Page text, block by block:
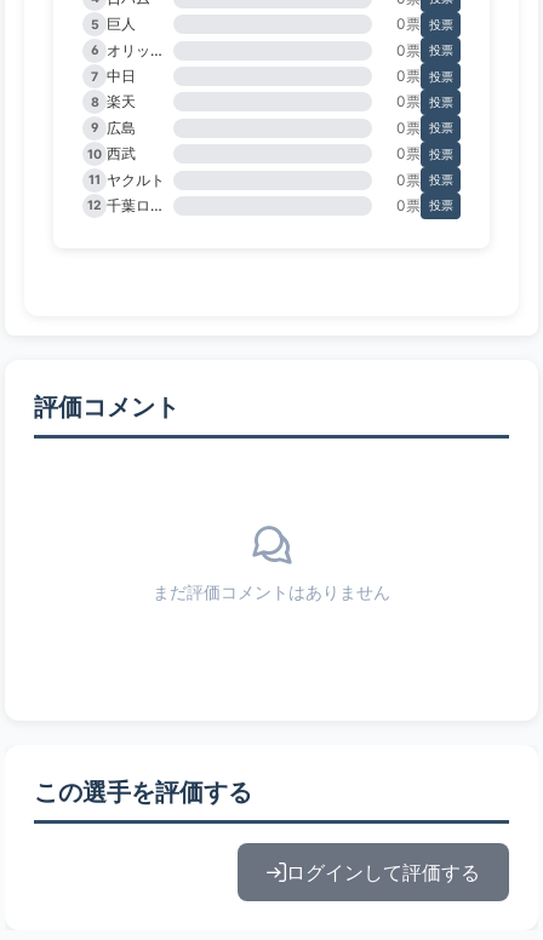
5
巨人 0票 投票
6
オリックス 0票 投票
7 中日 0票 投票
8 楽天 0票 投票
9
広島 0票 投票
10 西武 0票 投票
11 ヤクルト 0票 投票
12
千葉ロッテ 0票 投票
評価コメント
まだ評価コメントはありません
この選手を評価する
ログインして評価する